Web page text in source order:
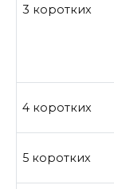
3 коротких
4 коротких
5 коротких